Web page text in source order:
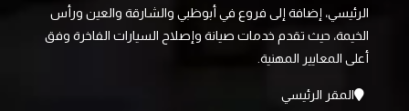
الرئيسي، إضافة إلى فروع في أبوظبي والشارقة والعين ورأس
الخيمة، حيث تقدم خدمات صيانة وإصلاح السيارات الفاخرة وفق
أعلى المعايير المهنية.
المقر الرئيسي